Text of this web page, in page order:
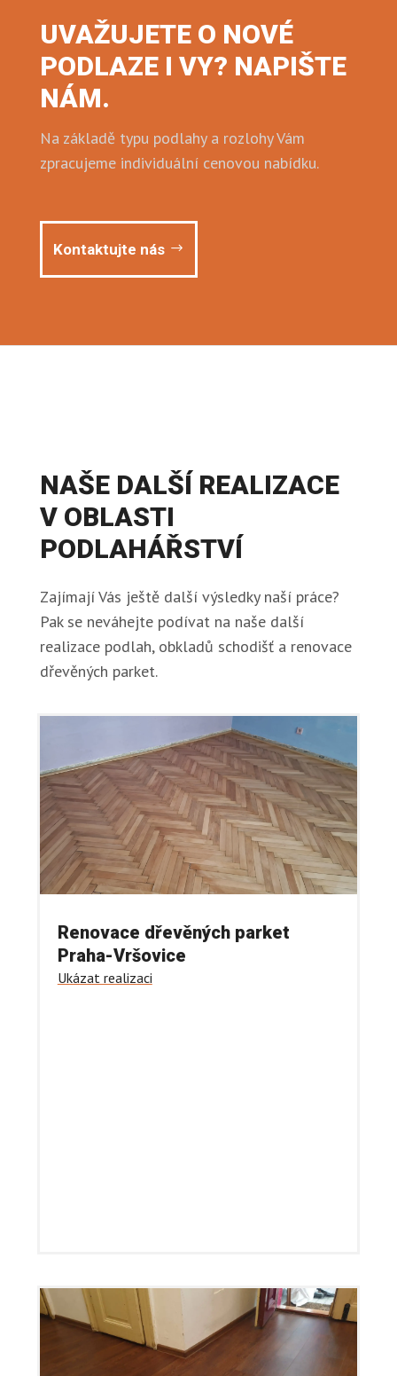
UVAŽUJETE O NOVÉ
PODLAZE I VY? NAPIŠTE
NÁM.
Na základě typu podlahy a rozlohy Vám
zpracujeme individuální cenovou nabídku.
Kontaktujte nás
NAŠE DALŠÍ REALIZACE
V OBLASTI
PODLAHÁŘSTVÍ
Zajímají Vás ještě další výsledky naší práce?
Pak se neváhejte podívat na naše další
realizace podlah, obkladů schodišť a renovace
dřevěných parket.
Renovace dřevěných parket
Praha-Vršovice
Ukázat realizaci